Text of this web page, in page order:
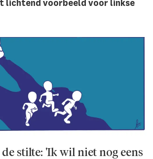
lichtend voorbeeld voor linkse
stilte: 'Ik wil niet nog eens